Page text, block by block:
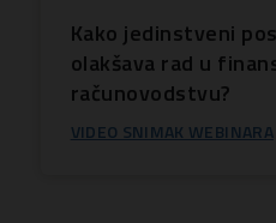
Kako jedinstveni
olakšava rad u
računovodstvu?
VIDEO SNIMAK WEBINARA